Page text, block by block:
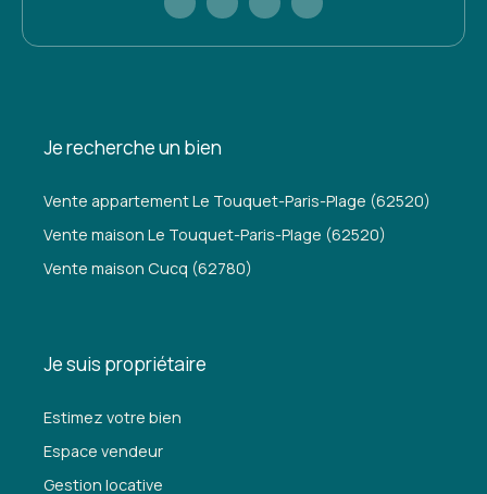
Je recherche un bien
Vente appartement Le Touquet-Paris-Plage (62520)
Vente maison Le Touquet-Paris-Plage (62520)
Vente maison Cucq (62780)
Je suis propriétaire
Estimez votre bien
Espace vendeur
Gestion locative